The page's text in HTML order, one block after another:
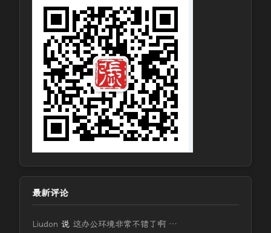
最新评论
Liudon 说 这办公环境非常不错了啊 …